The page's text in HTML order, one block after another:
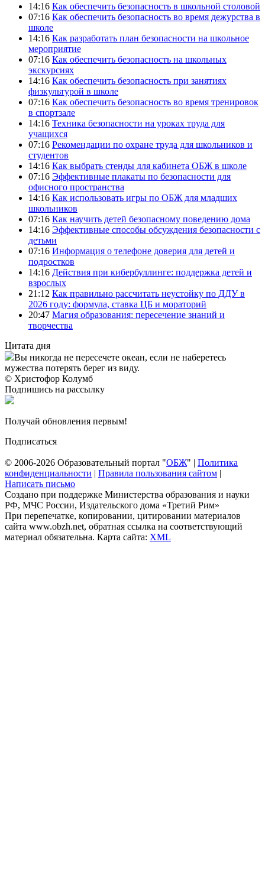
14:16 Как обеспечить безопасность в школьной столовой
07:16 Как обеспечить безопасность во время дежурства в
школе
14:16 Как разработать план безопасности на школьное
мероприятие
07:16 Как обеспечить безопасность на школьных
экскурсиях
14:16 Как обеспечить безопасность при занятиях
физкультурой в школе
07:16 Как обеспечить безопасность во время тренировок
в спортзале
14:16 Техника безопасности на уроках труда для
учащихся
07:16 Рекомендации по охране труда для школьников и
студентов
14:16 Как выбрать стенды для кабинета ОБЖ в школе
07:16 Эффективные плакаты по безопасности для
офисного пространства
14:16 Как использовать игры по ОБЖ для младших
школьников
07:16 Как научить детей безопасному поведению дома
14:16 Эффективные способы обсуждения безопасности с
детьми
07:16 Информация о телефоне доверия для детей и
подростков
14:16 Действия при кибербуллинге: поддержка детей и
взрослых
21:12 Как правильно рассчитать неустойку по ДДУ в
2026 году: формула, ставка ЦБ и мораторий
20:47 Магия образования: пересечение знаний и
творчества
Цитата дня
Вы никогда не пересечете океан, если не наберетесь
мужества потерять берег из виду.
© Христофор Колумб
Подпишись на рассылку
Получай обновления первым!
Подписаться
© 2006-2026 Образовательный портал "ОБЖ" | Политика
конфиденциальности | Правила пользования сайтом |
Написать письмо
Создано при поддержке Министерства образования и науки
РФ, МЧС России, Издательского дома «Третий Рим»
При перепечатке, копировании, цитировании материалов
сайта www.obzh.net, обратная ссылка на соответствующий
материал обязательна. Карта сайта: XML